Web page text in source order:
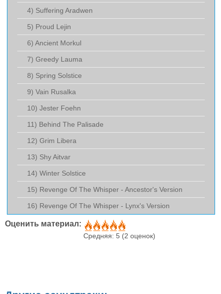
4) Suffering Aradwen
5) Proud Lejin
6) Ancient Morkul
7) Greedy Lauma
8) Spring Solstice
9) Vain Rusalka
10) Jester Foehn
11) Behind The Palisade
12) Grim Libera
13) Shy Aitvar
14) Winter Solstice
15) Revenge Of The Whisper - Ancestor's Version
16) Revenge Of The Whisper - Lynx's Version
Оценить материал:
Средняя: 5 (2 оценок)